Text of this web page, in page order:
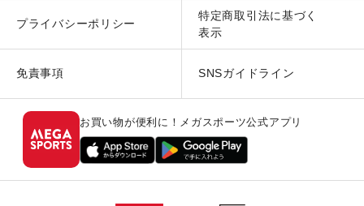
プライバシーポリシー
特定商取引法に基づく
表示
免責事項 SNSガイドライン
お買い物が便利に！メガスポーツ公式アプリ